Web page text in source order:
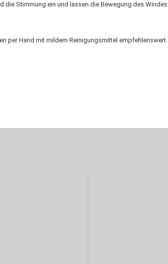
Stimmung ein und lassen die Bewegung des Windes
per Hand mit mildem Reinigungsmittel empfehlenswert.